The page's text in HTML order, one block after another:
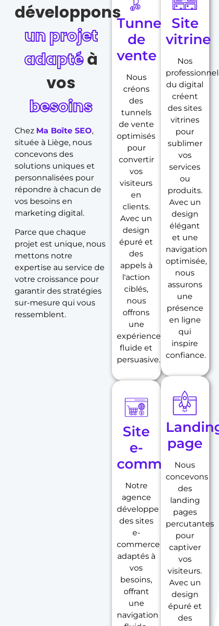
Tunnel
de
vente
Nous
créons
des
tunnels
de vente
optimisés
pour
convertir
vos
visiteurs
en
clients.
Avec un
design
épuré et
des
appels à
l'action
ciblés,
nous
offrons
une
expérience
fluide et
persuasive.
Site
e-
commerce
Notre
agence
développe
des sites
e-
commerce
adaptés à
vos
besoins,
offrant
une
navigation
Site
vitrine
Nos
du digital
créent
des sites
vitrines
pour
sublimer
vos
services
ou
produits.
Avec un
design
élégant
et une
navigation
optimisée,
nous
assurons
une
présence
en ligne
qui
inspire
confiance.
page
Nous
concevons
des
landing
pages
percutantes
pour
captiver
vos
visiteurs.
Avec un
design
épuré et
des
développons
un projet
adaptéà
vos
besoins
Chez Ma Boîte SEO,
située à Liège, nous
concevons des
solutions uniques et
personnalisées pour
répondre à chacun de
vos besoins en
marketing digital.
Parce que chaque
projet est unique, nous
mettons notre
expertise au service de
votre croissance pour
garantir des stratégies
sur-mesure qui vous
ressemblent.